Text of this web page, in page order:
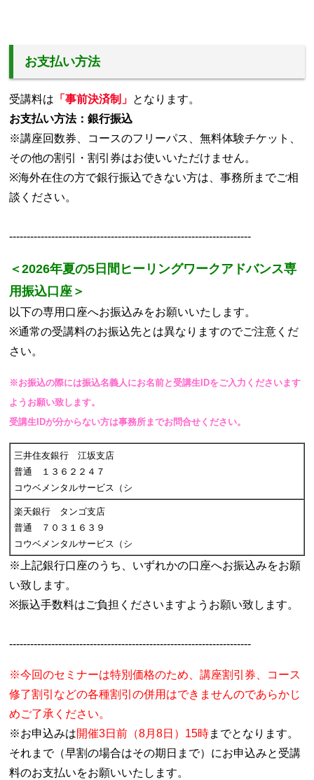
お支払い方法
受講料は 「事前決済制」 となります。
お支払い方法：銀行振込
※講座回数券、コースのフリーパス、無料体験チケット、
その他の割引・割引券はお使いいただけません。
※海外在住の方で銀行振込できない方は、事務所までご相
談ください。
---------------------------------------------------------------------
＜2026年夏の5日間ヒーリングワークアドバンス専
用振込口座＞
以下の専用口座へお振込みをお願いいたします。
※通常の受講料のお振込先とは異なりますのでご注意くだ
さい。
※お振込の際には振込名義人にお名前と受講生IDをご入力くださいます
ようお願い致します。
受講生IDが分からない方は事務所までお問合せください。
三井住友銀行 江坂支店
普通
１３６２２４７
コウベメンタルサービス（シ
楽天銀行 タンゴ支店
普通
７０３１６３９
コウベメンタルサービス（シ
※上記銀行口座のうち、いずれかの口座へお振込みをお願
い致します。
※振込手数料はご負担くださいますようお願い致します。
---------------------------------------------------------------------
※今回のセミナーは特別価格のため、講座割引券、コース
修了割引などの各種割引の併用はできませんのであらかじ
めご了承ください。
※お申込みは開催3日前（8月8日）15時までとなります。
それまで（早割の場合はその期日まで）にお申込みと受講
料のお支払いをお願いいたします。